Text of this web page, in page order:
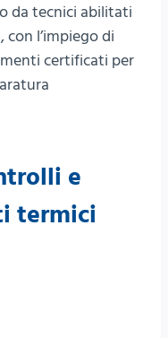
da tecnici abilitati
con l’impiego di
certificati per
e
termici